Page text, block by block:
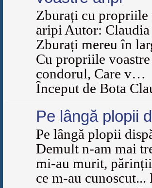
Zburați cu propriile
aripi Autor: Claudia
Zburați mereu în
Cu propriile
condorul, Care v…
Început de Bota
Pe lângă plopii
Pe lângă plopii
Demult n-am mai
mi-au murit,
ce m-au cunoscut...